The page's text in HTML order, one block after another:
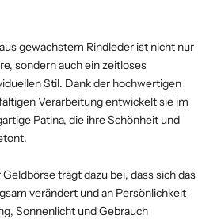
gewachstem Rindleder ist nicht nur
sondern auch ein zeitloses
Stil. Dank der hochwertigen
Verarbeitung entwickelt sie im
Patina, die ihre Schönheit und
trägt dazu bei, dass sich das
verändert und an Persönlichkeit
Sonnenlicht und Gebrauch